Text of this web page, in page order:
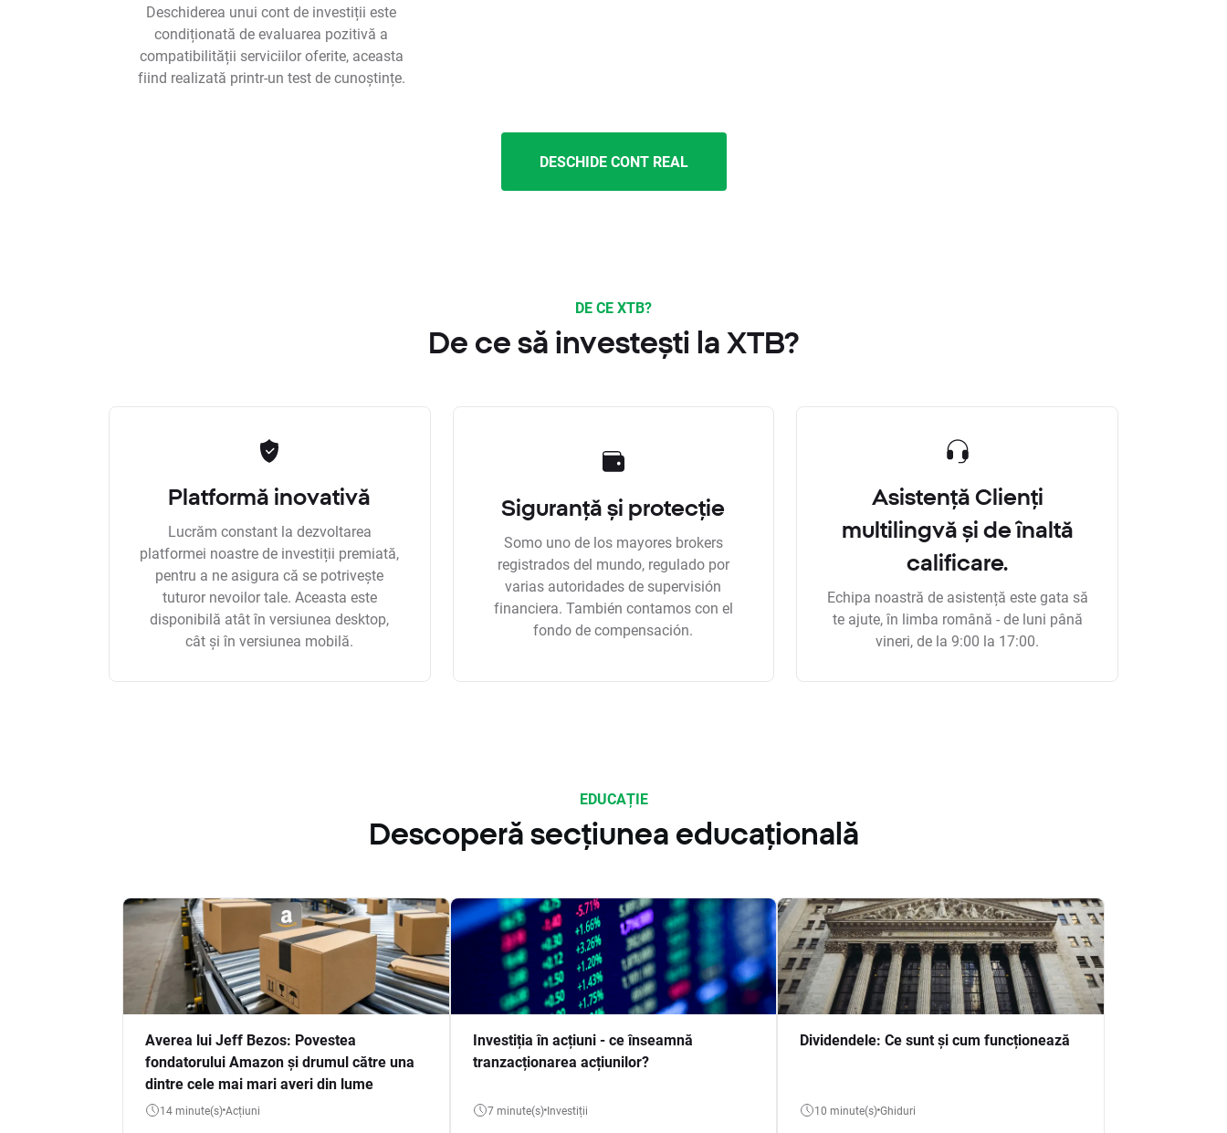
Deschiderea unui cont de investiții este
condiționată de evaluarea pozitivă a
compatibilității serviciilor oferite, aceasta
fiind realizată printr-un test de cunoștințe.
DESCHIDE CONT REAL
DE CE XTB?
De ce să investești la XTB?
Platformă inovativă
Lucrăm constant la dezvoltarea
platformei noastre de investiții premiată,
pentru a ne asigura că se potrivește
tuturor nevoilor tale. Aceasta este
disponibilă atât în versiunea desktop,
cât și în versiunea mobilă.
Siguranță și protecție
Somo uno de los mayores brokers
registrados del mundo, regulado por
varias autoridades de supervisión
financiera. También contamos con el
fondo de compensación.
Asistență Clienți
multilingvă și de înaltă
calificare.
Echipa noastră de asistență este gata să
te ajute, în limba română - de luni până
vineri, de la 9:00 la 17:00.
EDUCAȚIE
Descoperă secțiunea educațională
Averea lui Jeff Bezos: Povestea
fondatorului Amazon și drumul către una
dintre cele mai mari averi din lume
14 minute(s) Acțiuni
Investiția în acțiuni - ce înseamnă
tranzacționarea acțiunilor?
7 minute(s) Investiții
Dividendele: Ce sunt și cum funcționează
10 minute(s) Ghiduri